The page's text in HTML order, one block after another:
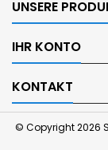
UNSERE
IHR KONTO
KONTAKT
© Copyright 2026